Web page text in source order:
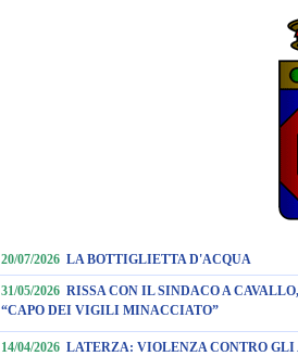
20/07/2026 LA BOTTIGLIETTA D'ACQUA
31/05/2026 RISSA CON IL SINDACO A
“CAPO DEI VIGILI MINACCIATO”
14/04/2026 LATERZA: VIOLENZA CONTRO